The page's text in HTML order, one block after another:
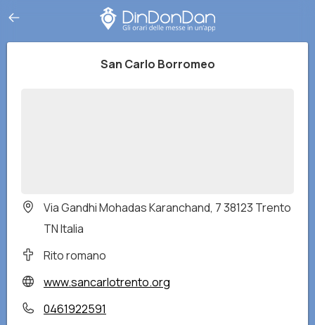
San Carlo Borromeo
Via Gandhi Mohadas Karanchand, 7 38123 Trento
TN Italia
Rito romano
www.sancarlotrento.org
0461922591